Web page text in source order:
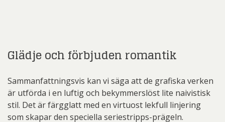
Glädje och förbjuden romantik
Sammanfattningsvis kan vi säga att de grafiska verken
är utförda i en luftig och bekymmerslöst lite naivistisk
stil. Det är färgglatt med en virtuost lekfull linjering
som skapar den speciella seriestripps-prägeln.